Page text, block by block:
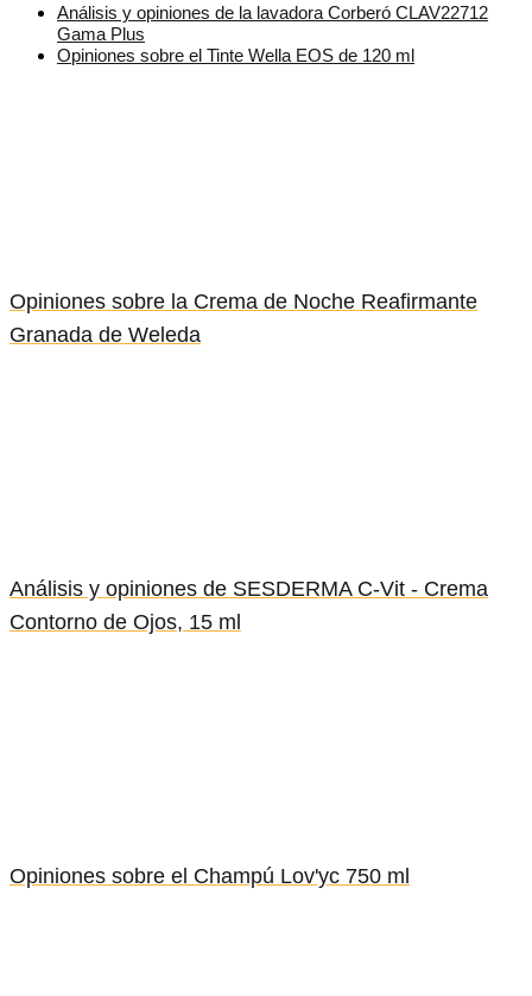
Análisis y opiniones de la lavadora Corberó CLAV22712
Gama Plus
Opiniones sobre el Tinte Wella EOS de 120 ml
Opiniones sobre la Crema de Noche Reafirmante
Granada de Weleda
Análisis y opiniones de SESDERMA C-Vit - Crema
Contorno de Ojos, 15 ml
Opiniones sobre el Champú Lov'yc 750 ml